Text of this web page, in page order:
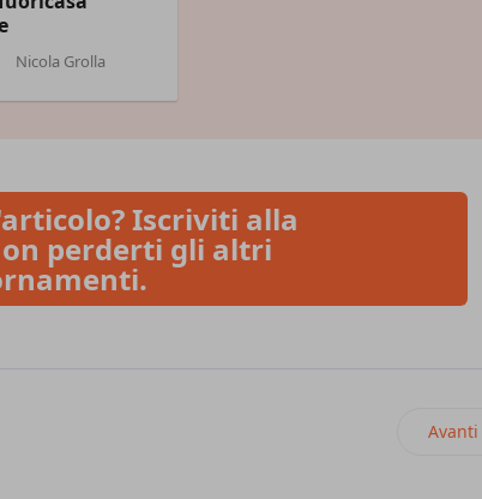
Nicola Grolla
Iscriviti alla
perderti gli altri
euro per una consegna a domicilio Avanti